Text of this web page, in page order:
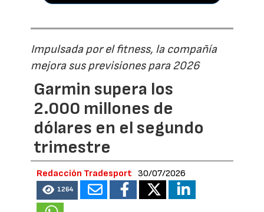
Impulsada por el fitness, la compañía
mejora sus previsiones para 2026
Garmin supera los
2.000 millones de
dólares en el segundo
trimestre
Redacción Tradesport 30/07/2026
1264